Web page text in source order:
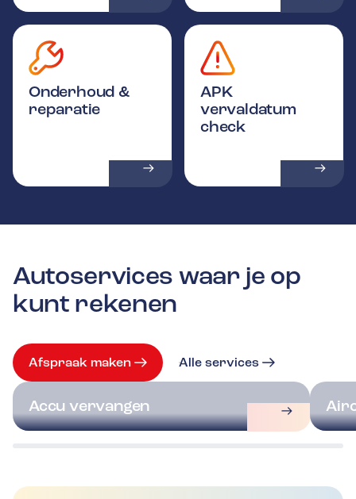
Onderhoud &
reparatie
APK
vervaldatum
check
Autoservices waar je op
kunt rekenen
Afspraak maken Alle services
Accu vervangen